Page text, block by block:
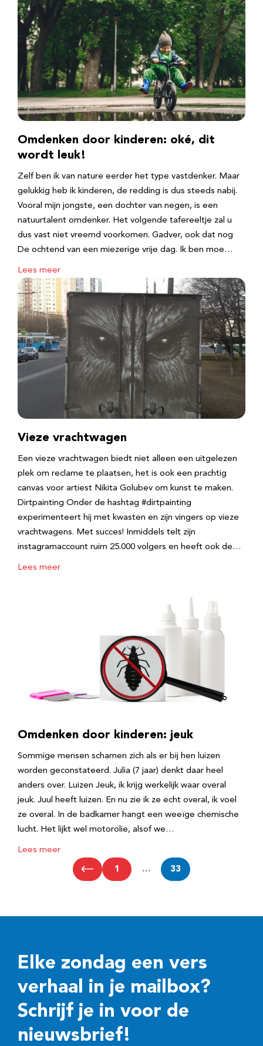
Omdenken door kinderen: oké, dit
wordt leuk!
Zelf ben ik van nature eerder het type vastdenker. Maar
gelukkig heb ik kinderen, de redding is dus steeds nabij.
Vooral mijn jongste, een dochter van negen, is een
natuurtalent omdenker. Het volgende tafereeltje zal u
dus vast niet vreemd voorkomen. Gadver, ook dat nog
De ochtend van een miezerige vrije dag. Ik ben moe…
Lees meer
Vieze vrachtwagen
Een vieze vrachtwagen biedt niet alleen een uitgelezen
plek om reclame te plaatsen, het is ook een prachtig
canvas voor artiest Nikita Golubev om kunst te maken.
Dirtpainting Onder de hashtag #dirtpainting
experimenteert hij met kwasten en zijn vingers op vieze
vrachtwagens. Met succes! Inmiddels telt zijn
instagramaccount ruim 25.000 volgers en heeft ook de…
Lees meer
Omdenken door kinderen: jeuk
Sommige mensen schamen zich als er bij hen luizen
worden geconstateerd. Julia (7 jaar) denkt daar heel
anders over. Luizen Jeuk, ik krijg werkelijk waar overal
jeuk. Juul heeft luizen. En nu zie ik ze echt overal, ik voel
ze overal. In de badkamer hangt een weeïge chemische
lucht. Het lijkt wel motorolie, alsof we…
Lees meer
1 … 33
Elke zondag een vers
verhaal in je mailbox?
Schrijf je in voor de
nieuwsbrief!